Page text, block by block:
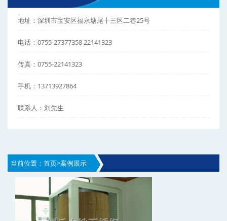
地址：深圳市宝安区福永塘尾十三区二巷25号
电话：0755-27377358 22141323
传真：0755-22141323
手机：13713927864
联系人：刘先生
当前位置： 首页>案例展示